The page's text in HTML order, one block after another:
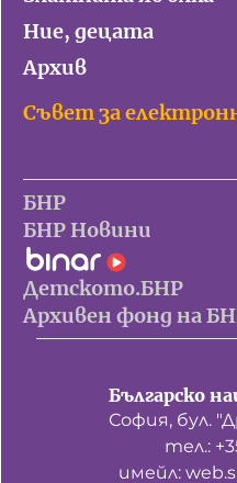
Фантазирай
Приказки
История на
От соул до
Междучасие
Яйцето на света
Златната ябълка
Непознатите
Игри
Кои сме ние?
БНР
Архивен фонд на
Ние, децата
Архив
Съвет за
БНР
БНР Новини
Детското.БНР
Архивен фонд на
Българско
София, бул.
тел.:
имейл: